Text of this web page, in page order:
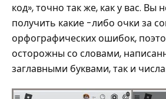
код», точно так же, как у вас. Вы
получить какие -либо очки за
орфографических ошибок,
осторожны со словами,
заглавными буквами, так и